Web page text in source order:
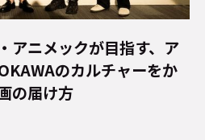
アニメックが目指す、ア
のカルチャーをか
の届け方